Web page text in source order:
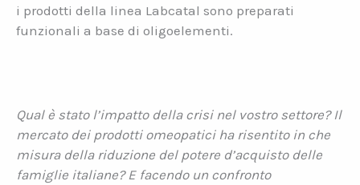
i prodotti della linea Labcatal sono preparati
funzionali a base di oligoelementi.
Qual è stato l’impatto della crisi nel vostro settore? Il
mercato dei prodotti omeopatici ha risentito in che
misura della riduzione del potere d’acquisto delle
famiglie italiane? E facendo un confronto